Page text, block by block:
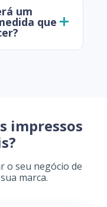
um
que
impressos
o seu negócio de
marca.